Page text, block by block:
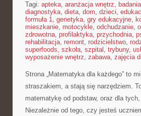
Tagi: apteka, aranżacja wnętrz,
diagnostyka, dieta, dom, dzieci,
formuła 1, genetyka, gry edukacyjne,
mieszkanie, motocykle, odchudzanie,
zdrowotna, profilaktyka, przychodnia,
rehabilitacja, remont, rodzicielstwo,
superfoods, szkoła, szpital , trybuny,
wyposażenie wnętrz, zabawa, zajęcia
Strona „Matematyka dla każdego” to
straszakiem, a stają się narzędziem.
matematykę od podstaw, oraz dla
Niezależnie od tego, czy jesteś